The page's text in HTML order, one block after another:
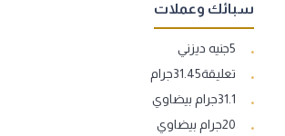
سبائك وعملات
5جنيه ديزني
تعليقة31.45جرام
31.1جرام بيضاوي
20جرام بيضاوي